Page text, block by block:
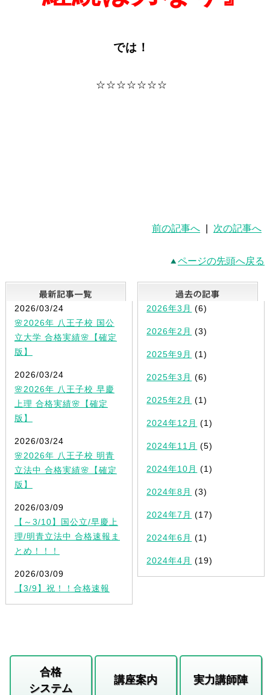
では！
☆☆☆☆☆☆☆
前の記事へ 次の記事へ
ページの先頭へ戻る
最新記事一覧
2026/03/24
🌸2026年 八王子校 国公
立大学 合格実績🌸【確定
版】
2026/03/24
🌸2026年 八王子校 早慶
上理 合格実績🌸【確定
版】
2026/03/24
🌸2026年 八王子校 明青
立法中 合格実績🌸【確定
版】
2026/03/09
【～3/10】国公立/早慶上
理/明青立法中 合格速報ま
とめ！！！
2026/03/09
【3/9】祝！！合格速報
2026年3月 (6)
2026年2月 (3)
2025年9月 (1)
2025年3月 (6)
2025年2月 (1)
2024年12月 (1)
2024年11月 (5)
2024年10月 (1)
2024年8月 (3)
2024年7月 (17)
2024年6月 (1)
2024年4月 (19)
合格
システム
講座案内 実力講師陣